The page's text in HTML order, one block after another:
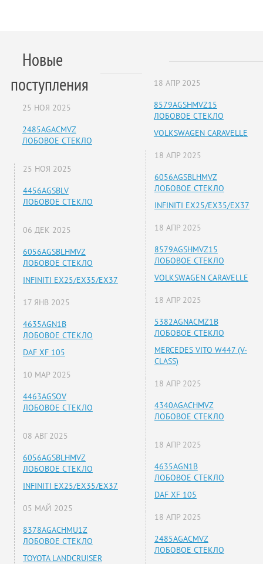
Новые
поступления
25 НОЯ 2025
2485AGACMVZ
ЛОБОВОЕ СТЕКЛО
25 НОЯ 2025
4456AGSBLV
ЛОБОВОЕ СТЕКЛО
06 ДЕК 2025
6056AGSBLHMVZ
ЛОБОВОЕ СТЕКЛО
INFINITI EX25/EX35/EX37
17 ЯНВ 2025
4635AGN1B
ЛОБОВОЕ СТЕКЛО
DAF XF 105
10 МАР 2025
4463AGSOV
ЛОБОВОЕ СТЕКЛО
08 АВГ 2025
6056AGSBLHMVZ
ЛОБОВОЕ СТЕКЛО
INFINITI EX25/EX35/EX37
05 МАЙ 2025
8378AGACHMU1Z
ЛОБОВОЕ СТЕКЛО
TOYOTA LANDCRUISER
18 АПР 2025
8579AGSHMVZ15
ЛОБОВОЕ СТЕКЛО
VOLKSWAGEN CARAVELLE
18 АПР 2025
6056AGSBLHMVZ
ЛОБОВОЕ СТЕКЛО
INFINITI EX25/EX35/EX37
18 АПР 2025
8579AGSHMVZ15
ЛОБОВОЕ СТЕКЛО
VOLKSWAGEN CARAVELLE
18 АПР 2025
5382AGNACMZ1B
ЛОБОВОЕ СТЕКЛО
MERCEDES VITO W447 (V-
CLASS)
18 АПР 2025
4340AGACHMVZ
ЛОБОВОЕ СТЕКЛО
18 АПР 2025
4635AGN1B
ЛОБОВОЕ СТЕКЛО
DAF XF 105
18 АПР 2025
2485AGACMVZ
ЛОБОВОЕ СТЕКЛО